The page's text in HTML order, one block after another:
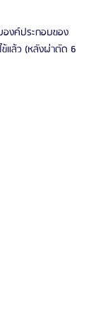
งค์ประกอบของ
แล้ว (หลังผ่าตัด 6